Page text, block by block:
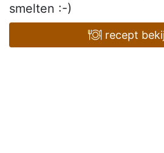
smelten :-)
recept